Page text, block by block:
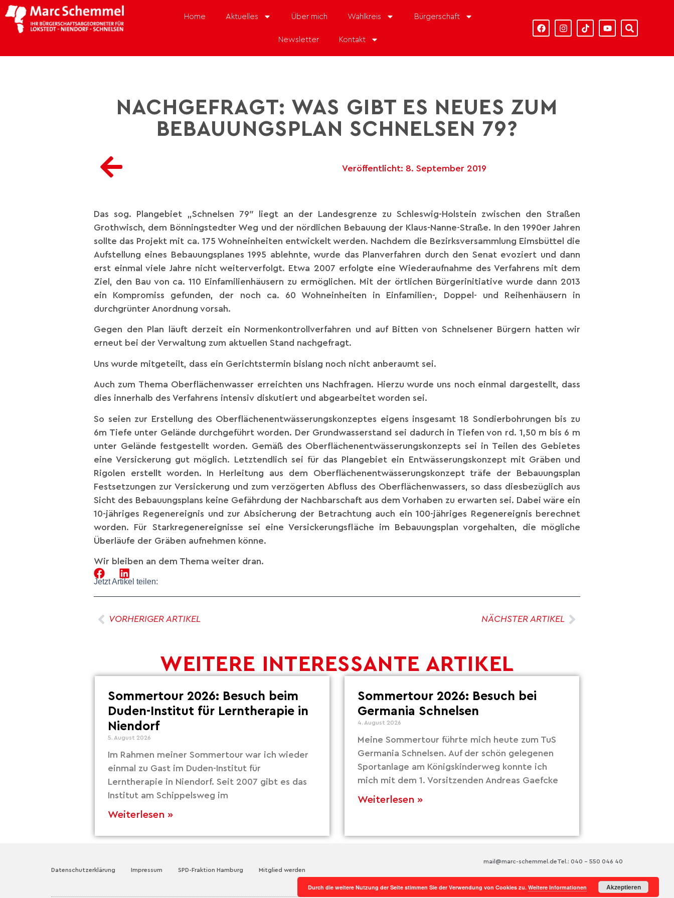
Home Aktuelles Über mich Wahlkreis Bürgerschaft
Newsletter Kontakt
NACHGEFRAGT: WAS GIBT ES NEUES ZUM
BEBAUUNGSPLAN SCHNELSEN 79?
Veröffentlicht: 8. September 2019
Das sog. Plangebiet „Schnelsen 79″ liegt an der Landesgrenze zu Schleswig-Holstein zwischen den Straßen
Grothwisch, dem Bönningstedter Weg und der nördlichen Bebauung der Klaus-Nanne-Straße. In den 1990er Jahren
sollte das Projekt mit ca. 175 Wohneinheiten entwickelt werden. Nachdem die Bezirksversammlung Eimsbüttel die
Aufstellung eines Bebauungsplanes 1995 ablehnte, wurde das Planverfahren durch den Senat evoziert und dann
erst einmal viele Jahre nicht weiterverfolgt. Etwa 2007 erfolgte eine Wiederaufnahme des Verfahrens mit dem
Ziel, den Bau von ca. 110 Einfamilienhäusern zu ermöglichen. Mit der örtlichen Bürgerinitiative wurde dann 2013
ein Kompromiss gefunden, der noch ca. 60 Wohneinheiten in Einfamilien-, Doppel- und Reihenhäusern in
durchgrünter Anordnung vorsah.
Gegen den Plan läuft derzeit ein Normenkontrollverfahren und auf Bitten von Schnelsener Bürgern hatten wir
erneut bei der Verwaltung zum aktuellen Stand nachgefragt.
Uns wurde mitgeteilt, dass ein Gerichtstermin bislang noch nicht anberaumt sei.
Auch zum Thema Oberflächenwasser erreichten uns Nachfragen. Hierzu wurde uns noch einmal dargestellt, dass
dies innerhalb des Verfahrens intensiv diskutiert und abgearbeitet worden sei.
So seien zur Erstellung des Oberflächenentwässerungskonzeptes eigens insgesamt 18 Sondierbohrungen bis zu
6m Tiefe unter Gelände durchgeführt worden. Der Grundwasserstand sei dadurch in Tiefen von rd. 1,50 m bis 6 m
unter Gelände festgestellt worden. Gemäß des Oberflächenentwässerungskonzepts sei in Teilen des Gebietes
eine Versickerung gut möglich. Letztendlich sei für das Plangebiet ein Entwässerungskonzept mit Gräben und
Rigolen erstellt worden. In Herleitung aus dem Oberflächenentwässerungskonzept träfe der Bebauungsplan
Festsetzungen zur Versickerung und zum verzögerten Abfluss des Oberflächenwassers, so dass diesbezüglich aus
Sicht des Bebauungsplans keine Gefährdung der Nachbarschaft aus dem Vorhaben zu erwarten sei. Dabei wäre ein
10-jähriges Regenereignis und zur Absicherung der Betrachtung auch ein 100-jähriges Regenereignis berechnet
worden. Für Starkregenereignisse sei eine Versickerungsfläche im Bebauungsplan vorgehalten, die mögliche
Überläufe der Gräben aufnehmen könne.
Wir bleiben an dem Thema weiter dran.
Jetzt Artikel teilen:
VORHERIGER ARTIKEL NÄCHSTER ARTIKEL
WEITERE INTERESSANTE ARTIKEL
Sommertour 2026: Besuch beim
Duden-Institut für Lerntherapie in
Niendorf
5. August 2026
Im Rahmen meiner Sommertour war ich wieder
einmal zu Gast im Duden-Institut für
Lerntherapie in Niendorf. Seit 2007 gibt es das
Institut am Schippelsweg im
Weiterlesen »
Sommertour 2026: Besuch bei
Germania Schnelsen
4. August 2026
Meine Sommertour führte mich heute zum TuS
Germania Schnelsen. Auf der schön gelegenen
Sportanlage am Königskinderweg konnte ich
mich mit dem 1. Vorsitzenden Andreas Gaefcke
Weiterlesen »
Datenschutzerklärung Impressum SPD-Fraktion Hamburg Mitglied werden
Tel.: 040 – 550 046 40
mail@marc-schemmel.de
Durch die weitere Nutzung der Seite stimmen Sie der Verwendung von Cookies zu. Weitere Informationen Akzeptieren